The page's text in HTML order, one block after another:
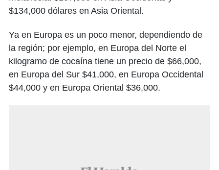
$134,000 dólares en Asia Oriental.
Ya en Europa es un poco menor, dependiendo de
la región; por ejemplo, en Europa del Norte el
kilogramo de cocaína tiene un precio de $66,000,
en Europa del Sur $41,000, en Europa Occidental
$44,000 y en Europa Oriental $36,000.